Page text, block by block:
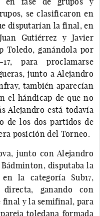
se clasificaron en
disputarían la final, en
Gutiérrez y Javier
Toledo, ganándola por
para proclamarse
junto a Alejandro
también aparecían
el hándicap de que no
Alejandro está todavía
de los dos partidos de
posición del Torneo.
junto con Alejandro
disputaba la
la categoría Sub17,
ganando con
y la semifinal, para
toledana formada